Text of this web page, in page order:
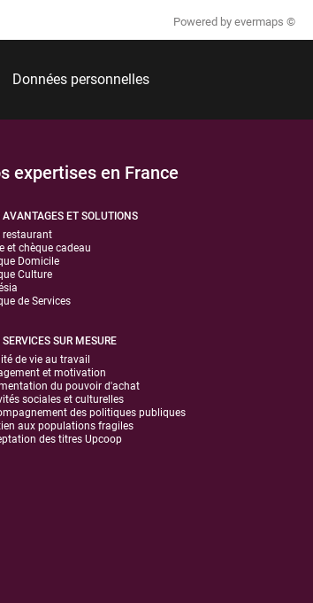
Powered by evermaps ©
Données personnelles
expertises en France
AVANTAGES ET SOLUTIONS
restaurant
et chèque cadeau
Domicile
Culture
de Services
SERVICES SUR MESURE
de vie au travail
et motivation
du pouvoir d'achat
sociales et culturelles
des politiques publiques
aux populations fragiles
des titres Upcoop